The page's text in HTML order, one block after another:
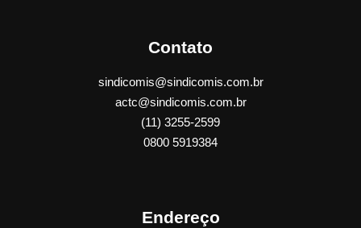
Contato
sindicomis@sindicomis.com.br
actc@sindicomis.com.br
(11) 3255-2599
0800 5919384
Endereço